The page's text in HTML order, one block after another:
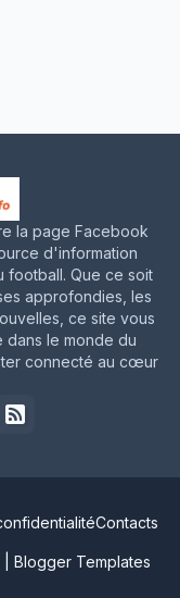
la page Facebook
d'information
football. Que ce soit
approfondies, les
ce site vous
dans le monde du
connecté au cœur
Blogger Templates
Contacts